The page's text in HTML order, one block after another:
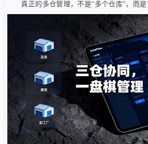
真正的多仓管理，不是“多个仓库”，而是